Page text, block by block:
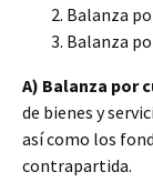
Balanza
Balanza
A) Balanza por
de bienes y
así como los
contrapartida.